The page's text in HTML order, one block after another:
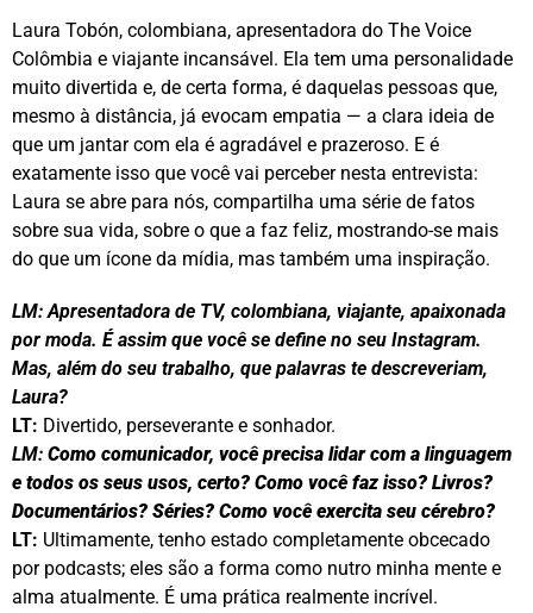
Laura Tobón, colombiana, apresentadora do The Voice
Colômbia e viajante incansável. Ela tem uma personalidade
muito divertida e, de certa forma, é daquelas pessoas que,
mesmo à distância, já evocam empatia — a clara ideia de
que um jantar com ela é agradável e prazeroso. E é
exatamente isso que você vai perceber nesta entrevista:
Laura se abre para nós, compartilha uma série de fatos
sobre sua vida, sobre o que a faz feliz, mostrando-se mais
do que um ícone da mídia, mas também uma inspiração.
LM: Apresentadora de TV, colombiana, viajante, apaixonada
por moda. É assim que você se define no seu Instagram.
Mas, além do seu trabalho, que palavras te descreveriam,
Laura?
LT: Divertido, perseverante e sonhador.
LM: Como comunicador, você precisa lidar com a linguagem
e todos os seus usos, certo? Como você faz isso? Livros?
Documentários? Séries? Como você exercita seu cérebro?
LT: Ultimamente, tenho estado completamente obcecado
por podcasts; eles são a forma como nutro minha mente e
alma atualmente. É uma prática realmente incrível.